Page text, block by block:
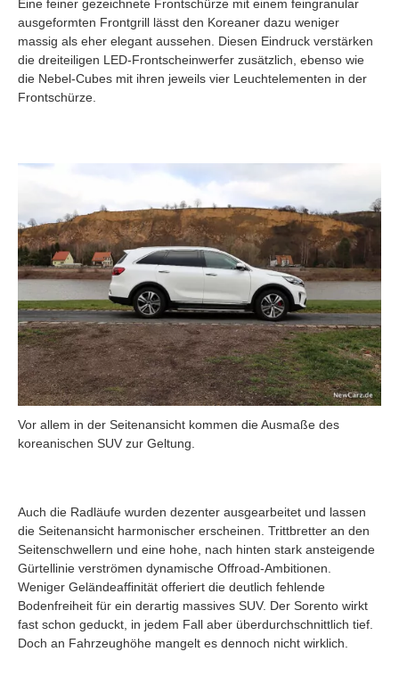
Eine feiner gezeichnete Frontschürze mit einem feingranular
ausgeformten Frontgrill lässt den Koreaner dazu weniger
massig als eher elegant aussehen. Diesen Eindruck verstärken
die dreiteiligen LED-Frontscheinwerfer zusätzlich, ebenso wie
die Nebel-Cubes mit ihren jeweils vier Leuchtelementen in der
Frontschürze.
Vor allem in der Seitenansicht kommen die Ausmaße des
koreanischen SUV zur Geltung.
Auch die Radläufe wurden dezenter ausgearbeitet und lassen
die Seitenansicht harmonischer erscheinen. Trittbretter an den
Seitenschwellern und eine hohe, nach hinten stark ansteigende
Gürtellinie verströmen dynamische Offroad-Ambitionen.
Weniger Geländeaffinität offeriert die deutlich fehlende
Bodenfreiheit für ein derartig massives SUV. Der Sorento wirkt
fast schon geduckt, in jedem Fall aber überdurchschnittlich tief.
Doch an Fahrzeughöhe mangelt es dennoch nicht wirklich.